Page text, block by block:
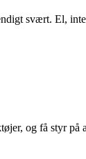
svært. El,
og få styr på